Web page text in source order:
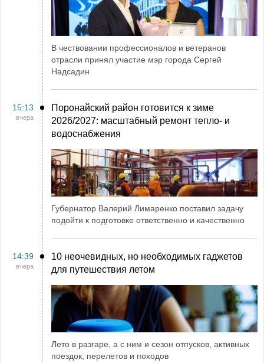
В чествовании профессионалов и ветеранов
отрасли принял участие мэр города Сергей
Надсадин
15:13
вчера
Поронайский район готовится к зиме
2026/2027: масштабный ремонт тепло- и
водоснабжения
Губернатор Валерий Лимаренко поставил задачу
подойти к подготовке ответственно и качественно
14:39
вчера
10 неочевидных, но необходимых гаджетов
для путешествия летом
Лето в разгаре, а с ним и сезон отпусков, активных
поездок, перелетов и походов